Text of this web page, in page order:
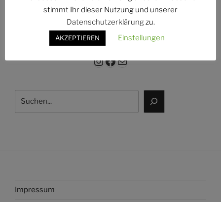
Instagram
Facebook
E-Mail
Impressum
stimmt Ihr dieser Nutzung und unserer
Datenschutzerklärungzu.
AKZEPTIEREN Einstellungen